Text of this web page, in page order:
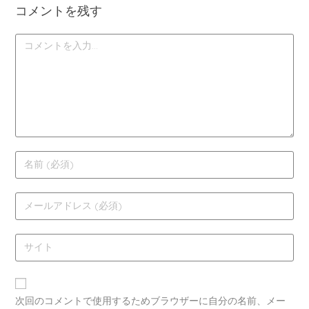
コメントを残す
次回のコメントで使用するためブラウザーに自分の名前、メー